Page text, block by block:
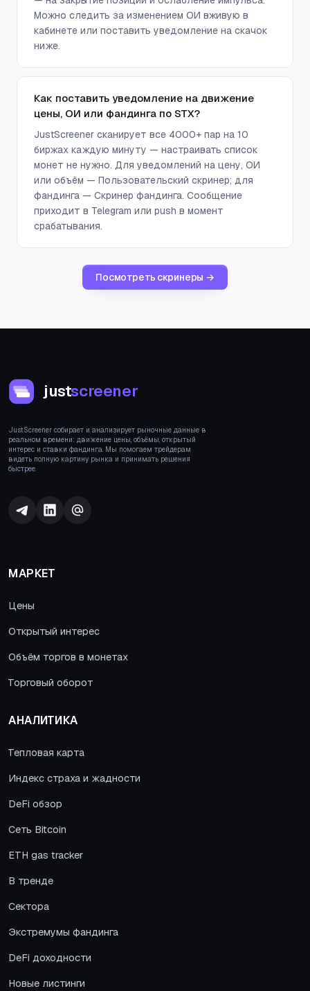
Можно следить за изменением ОИ вживую в
кабинете или поставить уведомление на скачок
ниже.
Как поставить уведомление на движение
цены, ОИ или фандинга по STX?
JustScreener сканирует все 4000+ пар на 10
биржах каждую минуту — настраивать список
монет не нужно. Для уведомлений на цену, ОИ
или объём — Пользовательский скринер; для
фандинга — Скринер фандинга. Сообщение
приходит в Telegram или push в момент
срабатывания.
Посмотреть скринеры →
justscreener
JustScreener собирает и анализирует рыночные данные в
реальном времени: движение цены, объёмы, открытый
интерес и ставки фандинга. Мы помогаем трейдерам
видеть полную картину рынка и принимать решения
быстрее.
МАРКЕТ
Цены
Открытый интерес
Объём торгов в монетах
Торговый оборот
АНАЛИТИКА
Тепловая карта
Индекс страха и жадности
DeFi обзор
Сеть Bitcoin
ETH gas tracker
В тренде
Сектора
Экстремумы фандинга
DeFi доходности
Новые листинги